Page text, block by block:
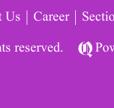
Us Career
reserved.